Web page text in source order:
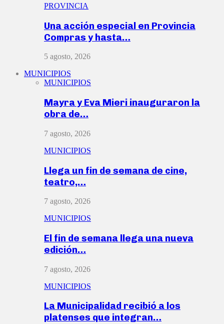
PROVINCIA
Una acción especial en Provincia
Compras y hasta…
5 agosto, 2026
MUNICIPIOS
MUNICIPIOS
Mayra y Eva Mieri inauguraron la
obra de…
7 agosto, 2026
MUNICIPIOS
Llega un fin de semana de cine,
teatro,…
7 agosto, 2026
MUNICIPIOS
El fin de semana llega una nueva
edición…
7 agosto, 2026
MUNICIPIOS
La Municipalidad recibió a los
platenses que integran…